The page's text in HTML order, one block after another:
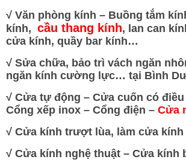
√ Văn phòng kính – Buồng tắm
kính, cầu thang kính, lan can
cửa kính, quầy bar kính…
√ Sửa chữa, bảo trì vách ngăn
ngăn kính cường lực… tại Bình
√ Cửa tự động – Cửa cuốn có
Cổng xếp inox – Cổng điện – Cửa
√ Cửa kính trượt lùa, làm cửa
√ Cửa kính nghệ thuật – Cửa kính